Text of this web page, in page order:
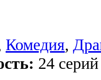
Комедия,
24